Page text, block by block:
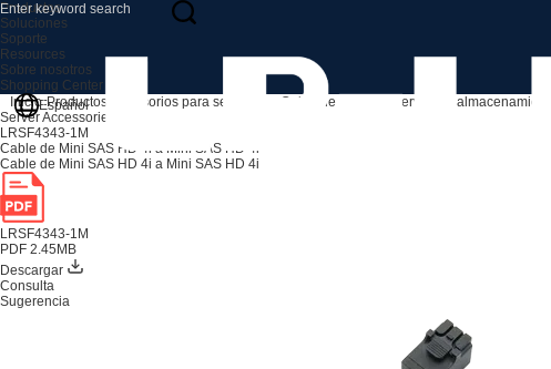
Productos
Soluciones
Soporte
Resources
Sobre nosotros
Shopping Center
Español
Inicio Productos Accesorios para servidores Cable de E/S para servidor y almacenamiento
Server Accessories
LRSF4343-1M
Cable de Mini SAS HD 4i a Mini SAS HD 4i
Cable de Mini SAS HD 4i a Mini SAS HD 4i
LRSF4343-1M
PDF 2.45MB
Descargar
Consulta
Sugerencia